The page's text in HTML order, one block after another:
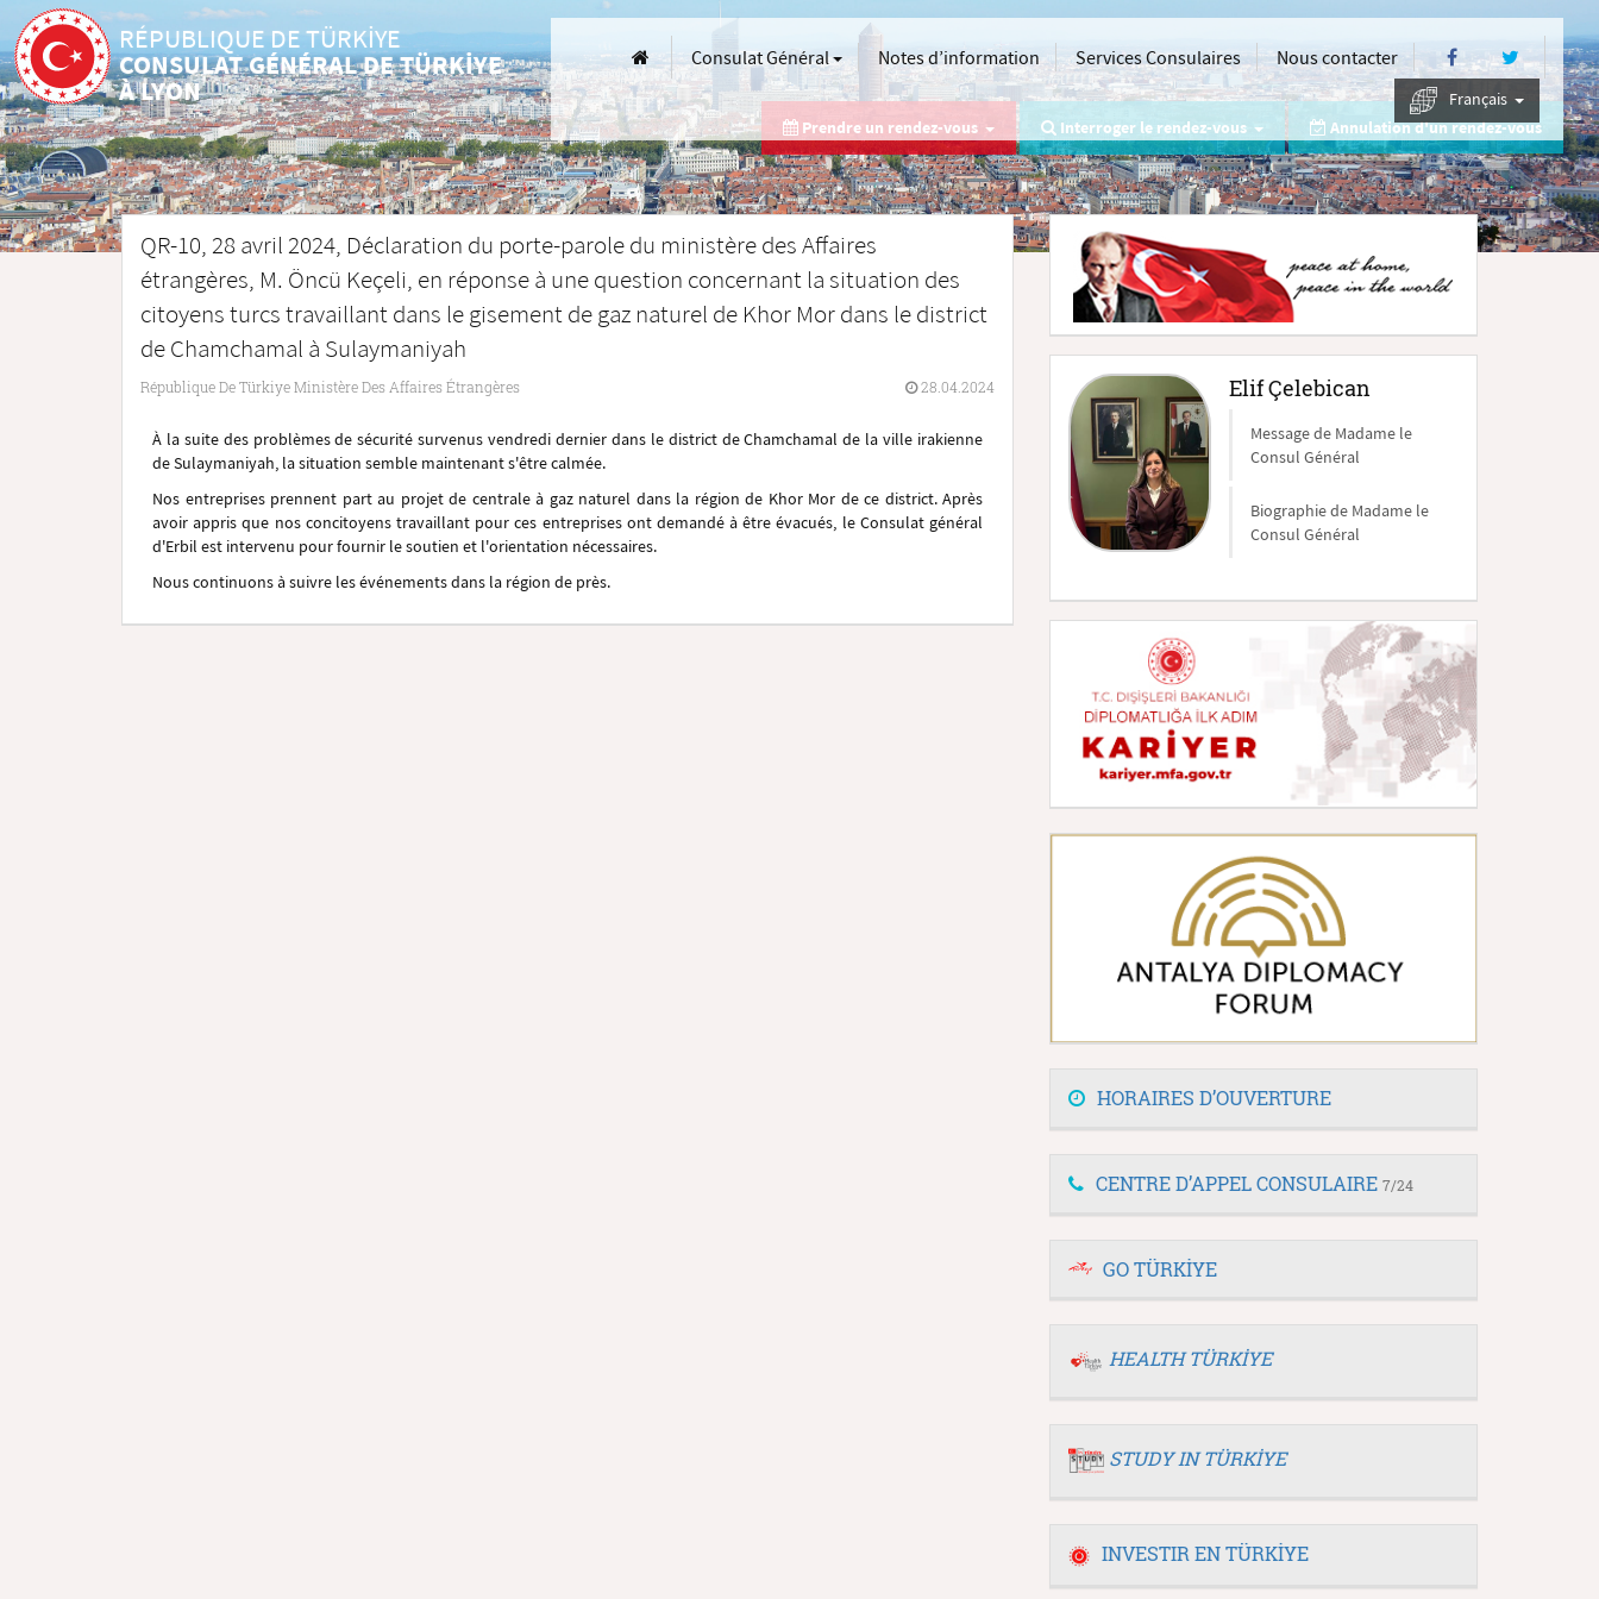
RÉPUBLIQUE DE TÜRKİYE
CONSULAT GÉNÉRAL DE TÜRKİYE
À LYON
Consulat Général Notes d’information Services Consulaires Nous contacter
Français
Prendre un rendez-vous
Interroger le rendez-vous Annulation d'un rendez-vous
QR-10, 28 avril 2024, Déclaration du porte-parole du ministère des Affaires
étrangères, M. Öncü Keçeli, en réponse à une question concernant la situation des
citoyens turcs travaillant dans le gisement de gaz naturel de Khor Mor dans le district
de Chamchamal à Sulaymaniyah
République De Türkiye Ministère Des Affaires Étrangères 28.04.2024
À la suite des problèmes de sécurité survenus vendredi dernier dans le district de Chamchamal de la ville irakienne
de Sulaymaniyah, la situation semble maintenant s'être calmée.
Nos entreprises prennent part au projet de centrale à gaz naturel dans la région de Khor Mor de ce district. Après
avoir appris que nos concitoyens travaillant pour ces entreprises ont demandé à être évacués, le Consulat général
d'Erbil est intervenu pour fournir le soutien et l'orientation nécessaires.
Nous continuons à suivre les événements dans la région de près.
Elif Çelebican
Message de Madame le
Consul Général
Biographie de Madame le
Consul Général
HORAIRES D’OUVERTURE
CENTRE D’APPEL CONSULAIRE 7/24
GO TÜRKİYE
HEALTH TÜRKİYE
STUDY IN TÜRKİYE
INVESTIR EN TÜRKİYE